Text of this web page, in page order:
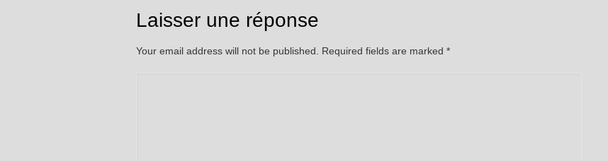
Laisser une réponse
Your email address will not be published. Required fields are marked *